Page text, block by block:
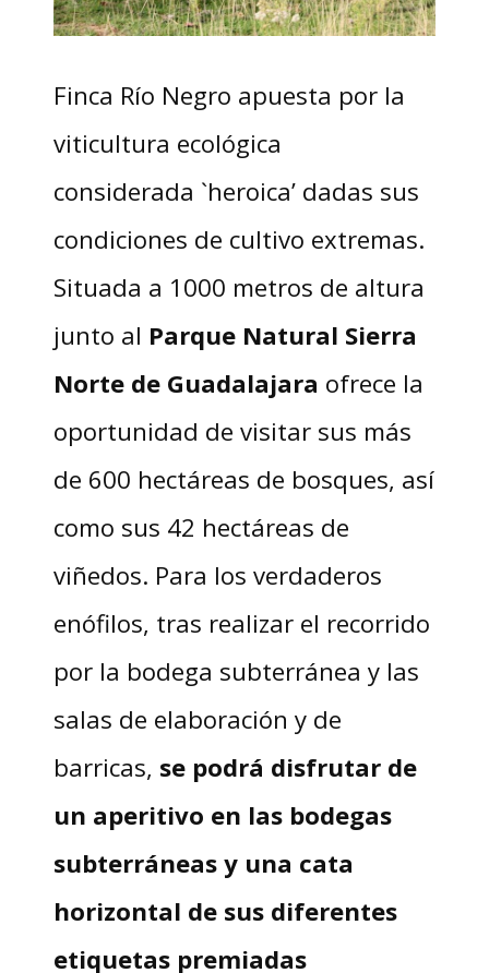
Finca Río Negro apuesta por la
viticultura ecológica
considerada `heroica’ dadas sus
condiciones de cultivo extremas.
Situada a 1000 metros de altura
junto al Parque Natural Sierra
Norte de Guadalajara ofrece la
oportunidad de visitar sus más
de 600 hectáreas de bosques, así
como sus 42 hectáreas de
viñedos. Para los verdaderos
enófilos, tras realizar el recorrido
por la bodega subterránea y las
salas de elaboración y de
barricas, se podrá disfrutar de
un aperitivo en las bodegas
subterráneas y una cata
horizontal de sus diferentes
etiquetas premiadas